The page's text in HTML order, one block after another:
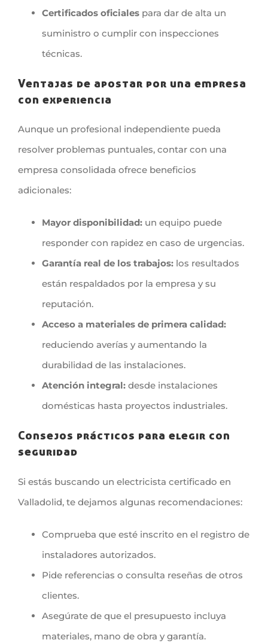
Certificados oficiales para dar de alta un
suministro o cumplir con inspecciones
técnicas.
Ventajas de apostar por una empresa
con experiencia
Aunque un profesional independiente pueda
resolver problemas puntuales, contar con una
empresa consolidada ofrece beneficios
adicionales:
Mayor disponibilidad: un equipo puede
responder con rapidez en caso de urgencias.
Garantía real de los trabajos: los resultados
están respaldados por la empresa y su
reputación.
Acceso a materiales de primera calidad:
reduciendo averías y aumentando la
durabilidad de las instalaciones.
Atención integral: desde instalaciones
domésticas hasta proyectos industriales.
Consejos prácticos para elegir con
seguridad
Si estás buscando un electricista certificado en
Valladolid, te dejamos algunas recomendaciones:
Comprueba que esté inscrito en el registro de
instaladores autorizados.
Pide referencias o consulta reseñas de otros
clientes.
Asegúrate de que el presupuesto incluya
materiales, mano de obra y garantía.